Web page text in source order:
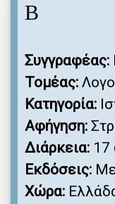
Β
Συγγραφέας:
Τομέας:
Κατηγορία:
Αφήγηση:
Διάρκεια: 17
Εκδόσεις:
Χώρα: